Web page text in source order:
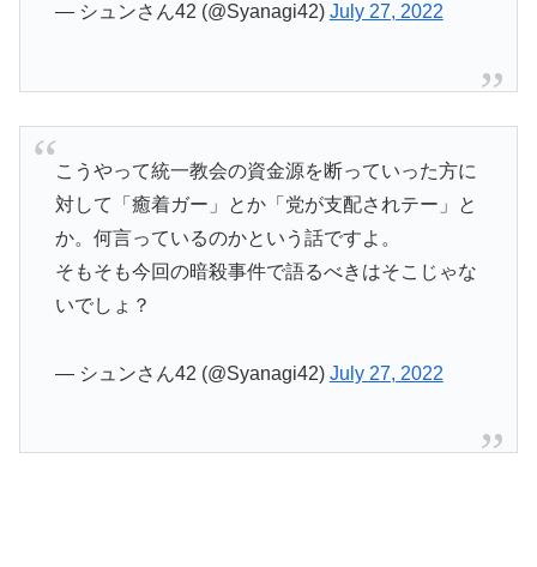
— シュンさん42 (@Syanagi42) July 27, 2022
こうやって統一教会の資金源を断っていった方に
対して「癒着ガー」とか「党が支配されテー」と
か。何言っているのかという話ですよ。
そもそも今回の暗殺事件で語るべきはそこじゃな
いでしょ？
— シュンさん42 (@Syanagi42) July 27, 2022